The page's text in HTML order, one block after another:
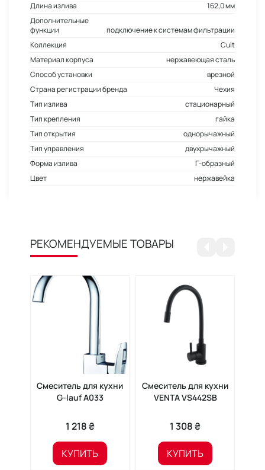
Длина излива
162,0 мм
Дополнительные
функции
подключение к системам фильтрации
Коллекция
Cult
Материал корпуса
нержавеющая сталь
Способ установки
врезной
Страна регистрации бренда
Чехия
Тип излива
стационарный
Тип крепления
гайка
Тип открытия
однорычажный
Тип управления
двухрычажный
Форма излива
Г-образный
Цвет
нержавейка
РЕКОМЕНДУЕМЫЕ ТОВАРЫ
Смеситель для кухни
G-lauf A033
1 218 ₴
КУПИТЬ
Смеситель для кухни
VENTA VS442SB
1 308 ₴
КУПИТЬ